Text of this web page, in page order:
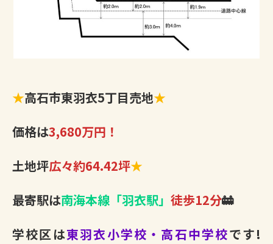
★高石市東羽衣5丁目売地★
価格は3,680万円！
土地坪広々約64.42坪★
最寄駅は南海本線「羽衣駅」 徒歩12分🚋
学校区は東羽衣小学校・高石中学校です!